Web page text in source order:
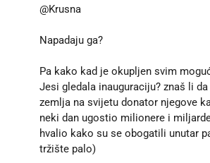
@Krusna
Napadaju ga?
Pa kako kad je okupljen svim
Jesi gledala inauguraciju? znaš li
zemlja na svijetu donator njegove
neki dan ugostio milionere i
hvalio kako su se obogatili unutar
tržište palo)